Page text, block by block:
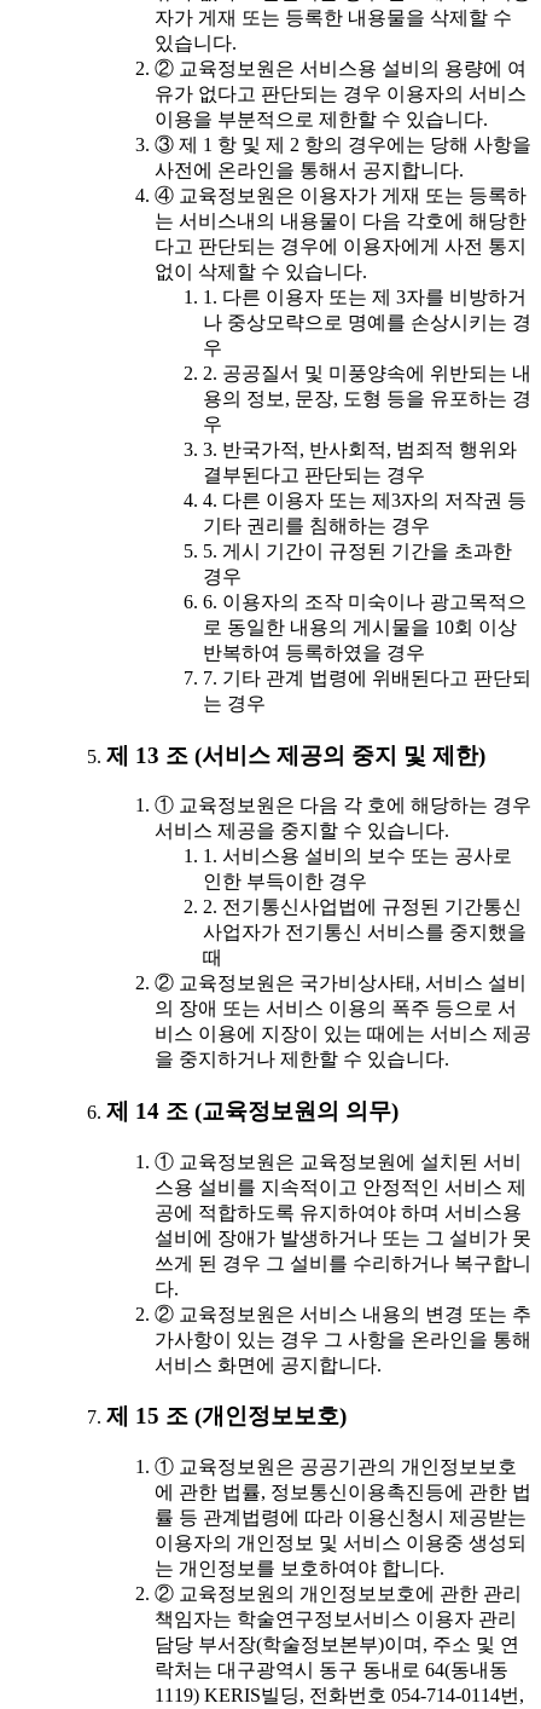
자가 게재 또는 등록한 내용물을 삭제할 수
있습니다.
② 교육정보원은 서비스용 설비의 용량에 여
유가 없다고 판단되는 경우 이용자의 서비스
이용을 부분적으로 제한할 수 있습니다.
③ 제 1 항 및 제 2 항의 경우에는 당해 사항을
사전에 온라인을 통해서 공지합니다.
④ 교육정보원은 이용자가 게재 또는 등록하
는 서비스내의 내용물이 다음 각호에 해당한
다고 판단되는 경우에 이용자에게 사전 통지
없이 삭제할 수 있습니다.
1. 다른 이용자 또는 제 3자를 비방하거
나 중상모략으로 명예를 손상시키는 경
우
2. 공공질서 및 미풍양속에 위반되는 내
용의 정보, 문장, 도형 등을 유포하는 경
우
3. 반국가적, 반사회적, 범죄적 행위와
결부된다고 판단되는 경우
4. 다른 이용자 또는 제3자의 저작권 등
기타 권리를 침해하는 경우
5. 게시 기간이 규정된 기간을 초과한
경우
6. 이용자의 조작 미숙이나 광고목적으
로 동일한 내용의 게시물을 10회 이상
반복하여 등록하였을 경우
7. 기타 관계 법령에 위배된다고 판단되
는 경우
제 13 조 (서비스 제공의 중지 및 제한)
① 교육정보원은 다음 각 호에 해당하는 경우
서비스 제공을 중지할 수 있습니다.
1. 서비스용 설비의 보수 또는 공사로
인한 부득이한 경우
2. 전기통신사업법에 규정된 기간통신
사업자가 전기통신 서비스를 중지했을
때
② 교육정보원은 국가비상사태, 서비스 설비
의 장애 또는 서비스 이용의 폭주 등으로 서
비스 이용에 지장이 있는 때에는 서비스 제공
을 중지하거나 제한할 수 있습니다.
제 14 조 (교육정보원의 의무)
① 교육정보원은 교육정보원에 설치된 서비
스용 설비를 지속적이고 안정적인 서비스 제
공에 적합하도록 유지하여야 하며 서비스용
설비에 장애가 발생하거나 또는 그 설비가 못
쓰게 된 경우 그 설비를 수리하거나 복구합니
다.
② 교육정보원은 서비스 내용의 변경 또는 추
가사항이 있는 경우 그 사항을 온라인을 통해
서비스 화면에 공지합니다.
제 15 조 (개인정보보호)
① 교육정보원은 공공기관의 개인정보보호
에 관한 법률, 정보통신이용촉진등에 관한 법
률 등 관계법령에 따라 이용신청시 제공받는
이용자의 개인정보 및 서비스 이용중 생성되
는 개인정보를 보호하여야 합니다.
② 교육정보원의 개인정보보호에 관한 관리
책임자는 학술연구정보서비스 이용자 관리
담당 부서장(학술정보본부)이며, 주소 및 연
락처는 대구광역시 동구 동내로 64(동내동
1119) KERIS빌딩, 전화번호 054-714-0114번,